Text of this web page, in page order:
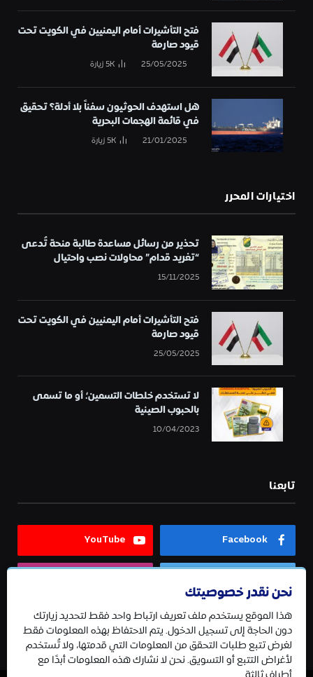
فتح التأشيرات أمام اليمنيين في الكويت تحت
قيود صارمة
25/05/2025
5Kزيارة
هل استهدف الحوثيون سفناً بلا أدلة؟ تحقيق
في قائمة الهجمات البحرية
21/01/2025
5Kزيارة
اختيارات المحرر
تحذير من رسائل مساعدة طالبة منحة تُدعى
“تغريد قدام” محاولات نصب واحتيال
15/11/2025
فتح التأشيرات أمام اليمنيين في الكويت تحت
قيود صارمة
25/05/2025
لا تستخدم خلطات التسمين؛ أو ما تسمى
بالحبوب الصينية
10/04/2023
تابعنا
Facebook
YouTube
Telegram
نحن نقدر خصوصيتك
هذا الموقع يستخدم ملف تعريف ارتباط واحد فقط لتحديد زيارتك
دون الحاجة إلى تسجيل الدخول. يتم الاحتفاظ بهذه المعلومات فقط
لغرض تتبع طلبات التحقق من المعلومات التي قدمتها، ولا تُستخدم
لأغراض التتبع أو التسويق. نحن لا نشارك هذه المعلومات أبدًا مع